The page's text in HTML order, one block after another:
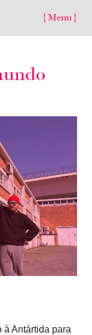
{ Menu }
à Antártida para